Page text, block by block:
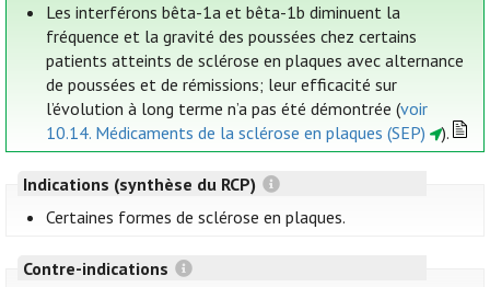
Les interférons bêta-1a et bêta-1b diminuent la
fréquence et la gravité des poussées chez certains
patients atteints de sclérose en plaques avec alternance
de poussées et de rémissions; leur efficacité sur
l’évolution à long terme n’a pas été démontrée (voir
10.14. Médicaments de la sclérose en plaques (SEP)
).
Indications (synthèse du RCP)
Certaines formes de sclérose en plaques.
Contre-indications